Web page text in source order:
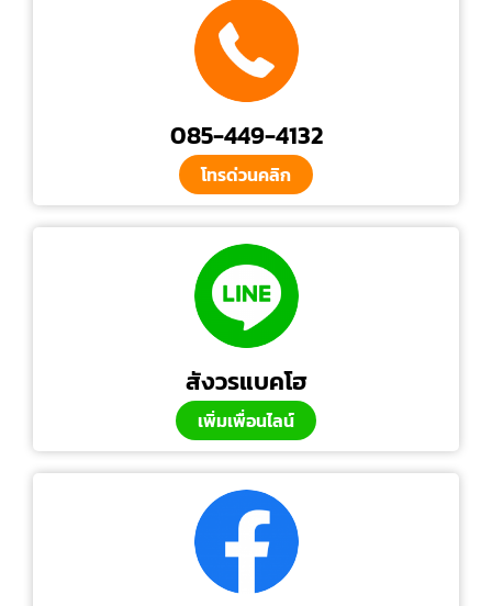
085-449-4132
โทรด่วนคลิก
สังวรแบคโฮ
เพิ่มเพื่อนไลน์